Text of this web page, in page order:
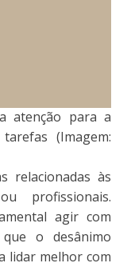
atenção para a
(Imagem:
relacionadas às
profissionais.
agir com
o desânimo
lidar melhor com